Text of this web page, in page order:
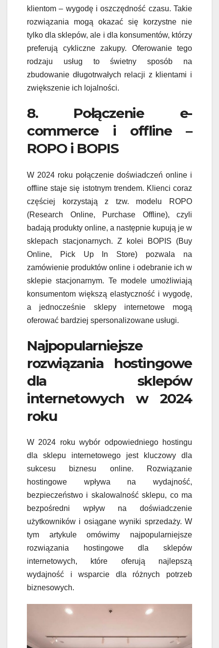
klientom – wygodę i oszczędność czasu. Takie
rozwiązania mogą okazać się korzystne nie
tylko dla sklepów, ale i dla konsumentów, którzy
preferują cykliczne zakupy. Oferowanie tego
rodzaju usług to świetny sposób na
zbudowanie długotrwałych relacji z klientami i
zwiększenie ich lojalności.
8. Połączenie e-
commerce i offline –
ROPO i BOPIS
W 2024 roku połączenie doświadczeń online i
offline staje się istotnym trendem. Klienci coraz
częściej korzystają z tzw. modelu ROPO
(Research Online, Purchase Offline), czyli
badają produkty online, a następnie kupują je w
sklepach stacjonarnych. Z kolei BOPIS (Buy
Online, Pick Up In Store) pozwala na
zamówienie produktów online i odebranie ich w
sklepie stacjonarnym. Te modele umożliwiają
konsumentom większą elastyczność i wygodę,
a jednocześnie sklepy internetowe mogą
oferować bardziej spersonalizowane usługi.
Najpopularniejsze
rozwiązania hostingowe
dla sklepów
internetowych w 2024
roku
W 2024 roku wybór odpowiedniego hostingu
dla sklepu internetowego jest kluczowy dla
sukcesu biznesu online. Rozwiązanie
hostingowe wpływa na wydajność,
bezpieczeństwo i skalowalność sklepu, co ma
bezpośredni wpływ na doświadczenie
użytkowników i osiągane wyniki sprzedaży. W
tym artykule omówimy najpopularniejsze
rozwiązania hostingowe dla sklepów
internetowych, które oferują najlepszą
wydajność i wsparcie dla różnych potrzeb
biznesowych.